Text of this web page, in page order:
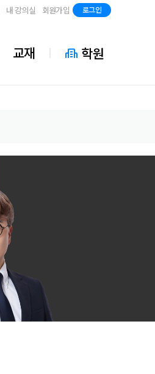
내 강의실 회원가입 로그인
교재 학원